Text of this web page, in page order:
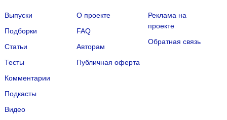
Выпуски
Подборки
Статьи
Тесты
Комментарии
Подкасты
Видео
О проекте
FAQ
Авторам
Публичная оферта
Реклама на
проекте
Обратная связь